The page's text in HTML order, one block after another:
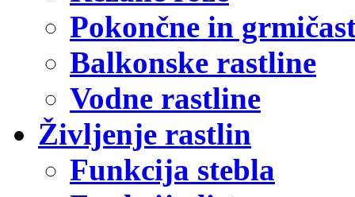
Pokončne in
Balkonske rastline
Vodne rastline
Življenje rastlin
Funkcija stebla